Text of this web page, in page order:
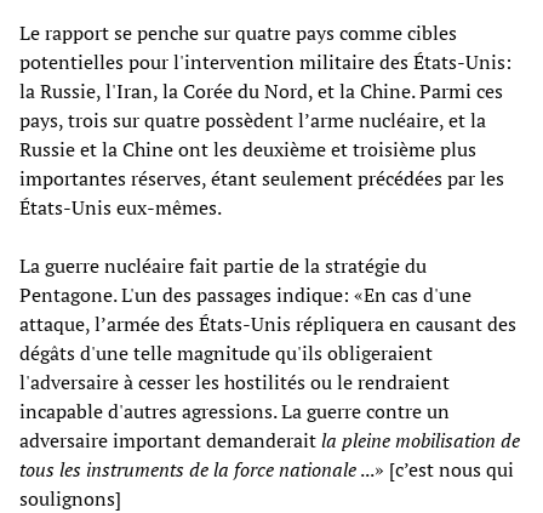
Le rapport se penche sur quatre pays comme cibles
potentielles pour l'intervention militaire des États-Unis:
la Russie, l'Iran, la Corée du Nord, et la Chine. Parmi ces
pays, trois sur quatre possèdent l’arme nucléaire, et la
Russie et la Chine ont les deuxième et troisième plus
importantes réserves, étant seulement précédées par les
États-Unis eux-mêmes.
La guerre nucléaire fait partie de la stratégie du
Pentagone. L'un des passages indique: «En cas d'une
attaque, l’armée des États-Unis répliquera en causant des
dégâts d'une telle magnitude qu'ils obligeraient
l'adversaire à cesser les hostilités ou le rendraient
incapable d'autres agressions. La guerre contre un
adversaire important demanderaitla pleine mobilisation de
tous les instruments de la force nationale...» [c’est nous qui
soulignons]